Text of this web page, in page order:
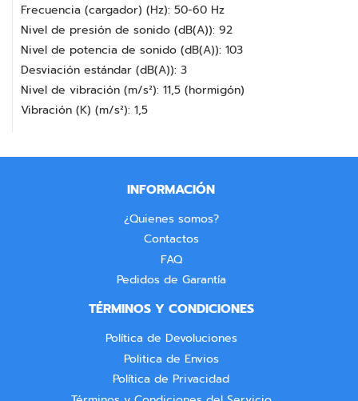
Frecuencia (cargador) (Hz): 50-60 Hz
Nivel de presión de sonido (dB(A)): 92
Nivel de potencia de sonido (dB(A)): 103
Desviación estándar (dB(A)): 3
Nivel de vibración (m/s²): 11,5 (hormigón)
Vibración (K) (m/s²): 1,5
INFORMACIÓN
¿Quienes somos?
Contactos
FAQ
Pedidos de Garantía
TÉRMINOS Y CONDICIONES
Política de Devoluciones
Politica de Envios
Política de Privacidad